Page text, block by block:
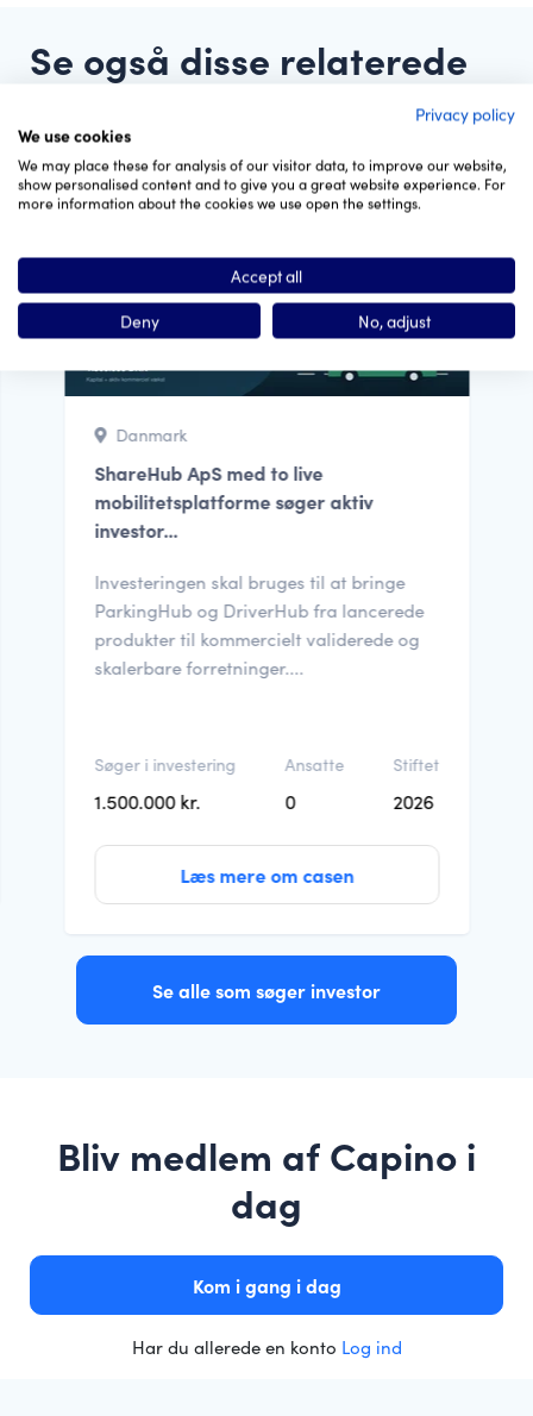
Se også disse relaterede
Danmark
ShareHub ApS med to live
mobilitetsplatforme søger aktiv
investor...
Investeringen skal bruges til at bringe
ParkingHub og DriverHub fra lancerede
produkter til kommercielt validerede og
skalerbare forretninger....
Søger i investering
1.500.000 kr.
Ansatte
0
Stiftet
2026
Læs mere om casen
Se alle som søger investor
Bliv medlem af Capino i
dag
Kom i gang i dag
Har du allerede en konto Log ind
Privacy policy
We use cookies
We may place these for analysis of our visitor data, to improve our website,
show personalised content and to give you a great website experience. For
more information about the cookies we use open the settings.
Accept all
Deny
No, adjust